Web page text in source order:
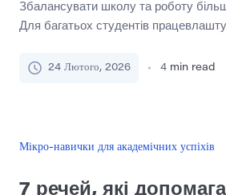
Збалансувати школу та роботу
Для багатьох студентів
іншого. Проте поєднання академічних
зосередженість і довгостроковий
24 Лютого, 2026 4 min read
Мікро-навички для академічних успіхів
7 речей, які